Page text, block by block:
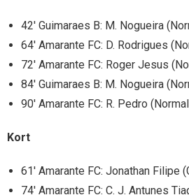
42′ Guimaraes B: M. Nogueira
64′ Amarante FC: D. Rodrigues
72′ Amarante FC: Roger Jesus
84′ Guimaraes B: M. Nogueira
90′ Amarante FC: R. Pedro
Kort
61′ Amarante FC: Jonathan Filipe
74′ Amarante FC: C. J. Antunes